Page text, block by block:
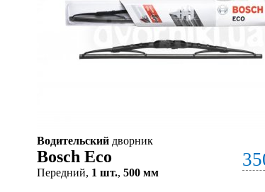
Водительский дворник
Bosch Eco
Передний, 1 шт., 500 мм